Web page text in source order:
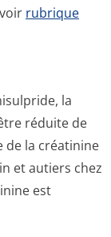
rubrique
la
réduite de
de la créatinine
et autiers chez
est